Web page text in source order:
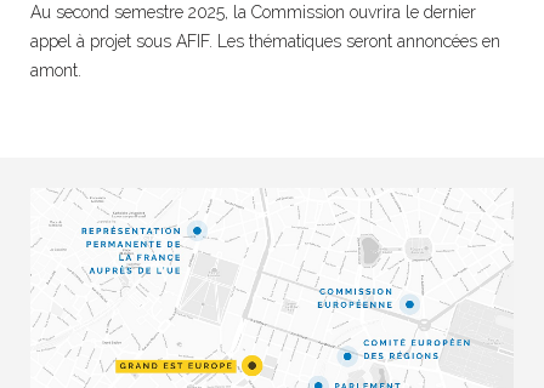
Au second semestre 2025, la Commission ouvrira le dernier
appel à projet sous AFIF. Les thématiques seront annoncées en
amont.